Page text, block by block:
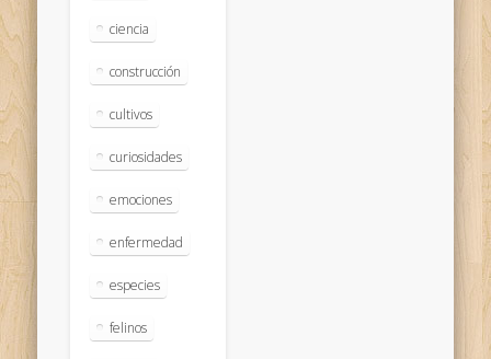
ciencia
construcción
cultivos
curiosidades
emociones
enfermedad
especies
felinos